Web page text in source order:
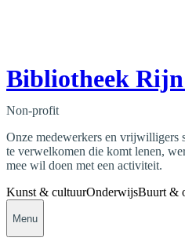
Bibliotheek
Non-profit
Onze medewerkers en vrijwilligers
te verwelkomen die komt lenen,
mee wil doen met een activiteit.
Kunst & cultuurOnderwijsBuurt &
Menu